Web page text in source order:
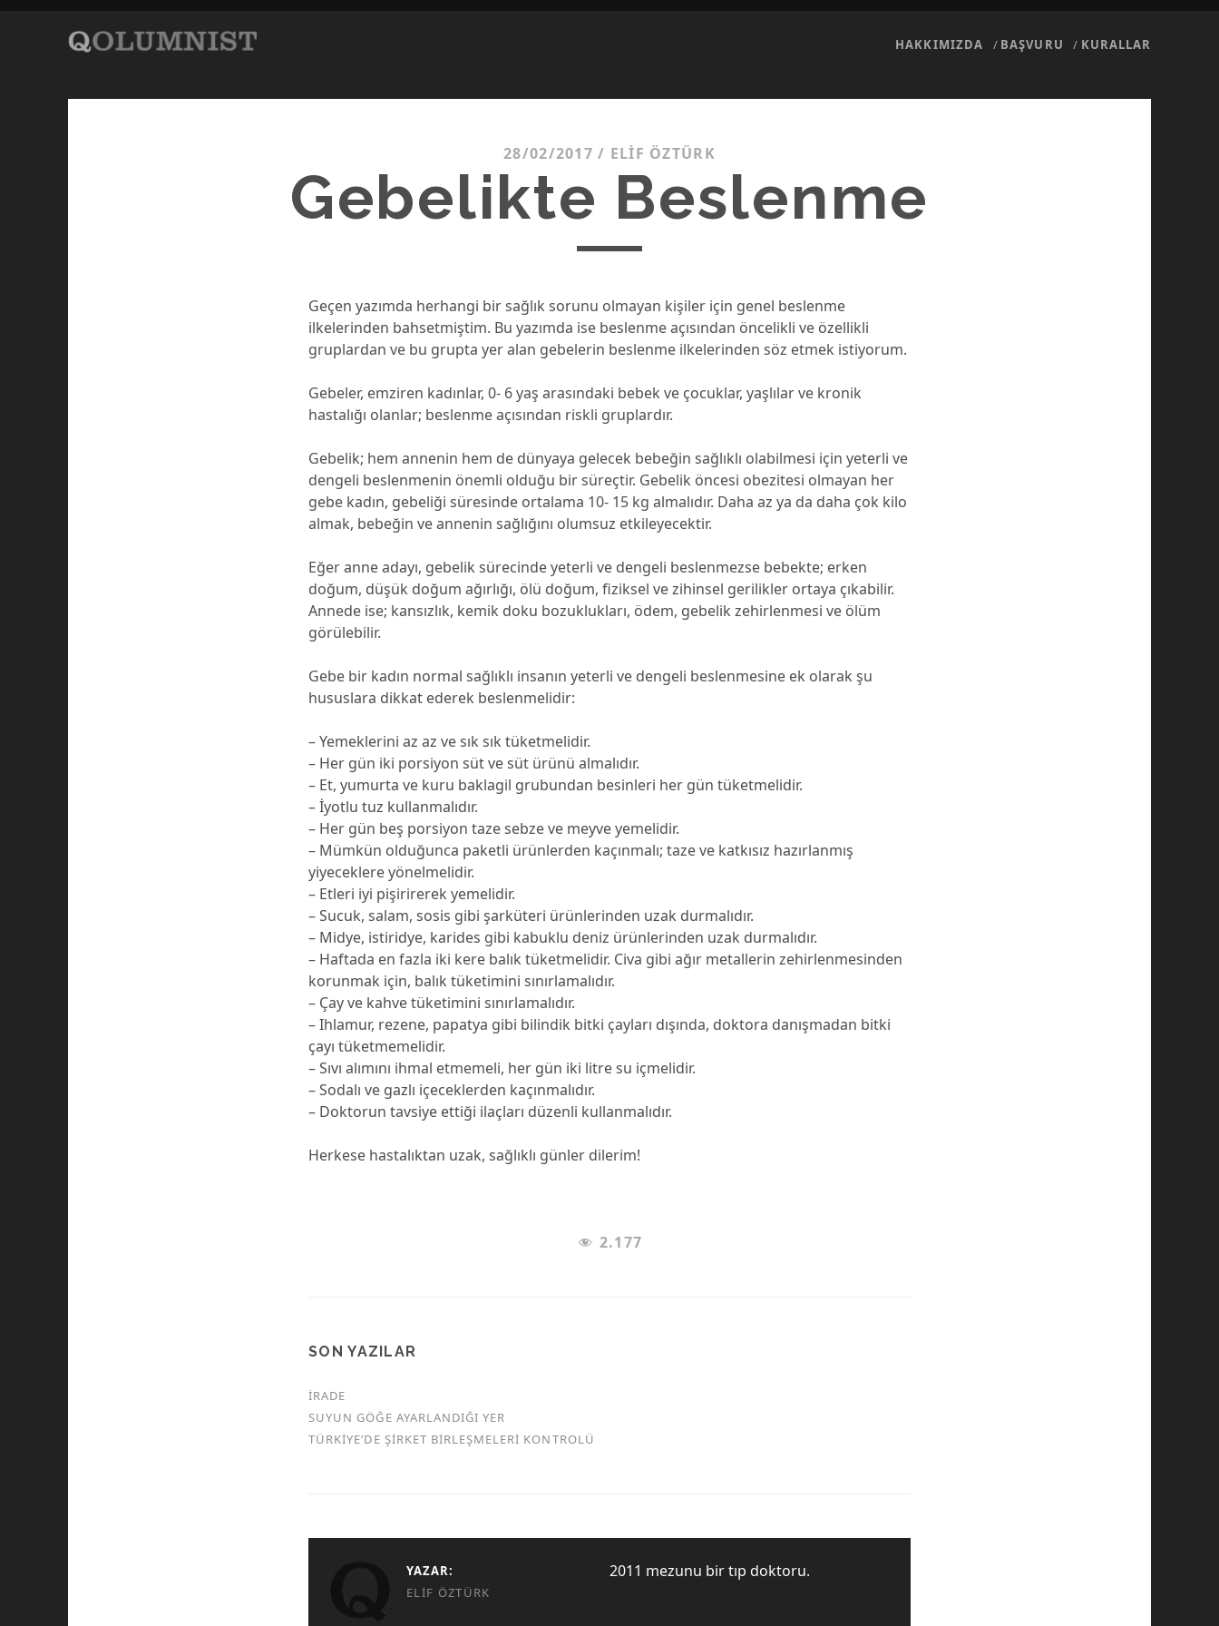
HAKKIMIZDA BAŞVURU KURALLAR
28/02/2017 / ELIF ÖZTÜRK
Gebelikte Beslenme
Geçen yazımda herhangi bir sağlık sorunu olmayan kişiler için genel beslenme
ilkelerinden bahsetmiştim. Bu yazımda ise beslenme açısından öncelikli ve özellikli
gruplardan ve bu grupta yer alan gebelerin beslenme ilkelerinden söz etmek istiyorum.
Gebeler, emziren kadınlar, 0- 6 yaş arasındaki bebek ve çocuklar, yaşlılar ve kronik
hastalığı olanlar; beslenme açısından riskli gruplardır.
Gebelik; hem annenin hem de dünyaya gelecek bebeğin sağlıklı olabilmesi için yeterli ve
dengeli beslenmenin önemli olduğu bir süreçtir. Gebelik öncesi obezitesi olmayan her
gebe kadın, gebeliği süresinde ortalama 10- 15 kg almalıdır. Daha az ya da daha çok kilo
almak, bebeğin ve annenin sağlığını olumsuz etkileyecektir.
Eğer anne adayı, gebelik sürecinde yeterli ve dengeli beslenmezse bebekte; erken
doğum, düşük doğum ağırlığı, ölü doğum, fiziksel ve zihinsel gerilikler ortaya çıkabilir.
Annede ise; kansızlık, kemik doku bozuklukları, ödem, gebelik zehirlenmesi ve ölüm
görülebilir.
Gebe bir kadın normal sağlıklı insanın yeterli ve dengeli beslenmesine ek olarak şu
hususlara dikkat ederek beslenmelidir:
– Yemeklerini az az ve sık sık tüketmelidir.
– Her gün iki porsiyon süt ve süt ürünü almalıdır.
– Et, yumurta ve kuru baklagil grubundan besinleri her gün tüketmelidir.
– İyotlu tuz kullanmalıdır.
– Her gün beş porsiyon taze sebze ve meyve yemelidir.
– Mümkün olduğunca paketli ürünlerden kaçınmalı; taze ve katkısız hazırlanmış
yiyeceklere yönelmelidir.
– Etleri iyi pişirirerek yemelidir.
– Sucuk, salam, sosis gibi şarküteri ürünlerinden uzak durmalıdır.
– Midye, istiridye, karides gibi kabuklu deniz ürünlerinden uzak durmalıdır.
– Haftada en fazla iki kere balık tüketmelidir. Civa gibi ağır metallerin zehirlenmesinden
korunmak için, balık tüketimini sınırlamalıdır.
– Çay ve kahve tüketimini sınırlamalıdır.
– Ihlamur, rezene, papatya gibi bilindik bitki çayları dışında, doktora danışmadan bitki
çayı tüketmemelidir.
– Sıvı alımını ihmal etmemeli, her gün iki litre su içmelidir.
– Sodalı ve gazlı içeceklerden kaçınmalıdır.
– Doktorun tavsiye ettiği ilaçları düzenli kullanmalıdır.
Herkese hastalıktan uzak, sağlıklı günler dilerim!
2.177
SON YAZILAR
İRADE
SUYUN GÖĞE AYARLANDIĞI YER
TÜRKİYE’DE ŞİRKET BİRLEŞMELERİ KONTROLÜ
YAZAR:
ELIF ÖZTÜRK
2011 mezunu bir tıp doktoru.